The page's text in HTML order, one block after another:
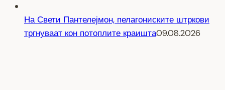
На Свети Пантелејмон, пелагониските штркови
тргнуваат кон потоплите краишта09.08.2026